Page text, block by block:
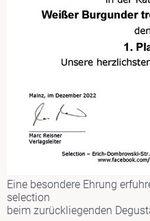
Eine besondere Ehrung
selection
beim zurückliegenden